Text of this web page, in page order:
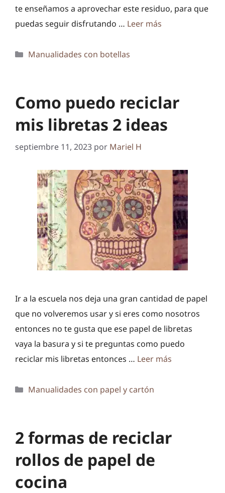
te enseñamos a aprovechar este residuo, para que
puedas seguir disfrutando … Leer más
Categorías
Manualidades con botellas
Como puedo reciclar
mis libretas 2 ideas
septiembre 11, 2023 por Mariel H
Ir a la escuela nos deja una gran cantidad de papel
que no volveremos usar y si eres como nosotros
entonces no te gusta que ese papel de libretas
vaya la basura y si te preguntas como puedo
reciclar mis libretas entonces … Leer más
Categorías
Manualidades con papel y cartón
2 formas de reciclar
rollos de papel de
cocina